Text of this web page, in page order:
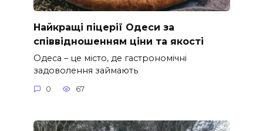
Найкращі піцерії Одеси за
співвідношенням ціни та якості
Одеса – це місто, де гастрономічні
задоволення займають
0 67